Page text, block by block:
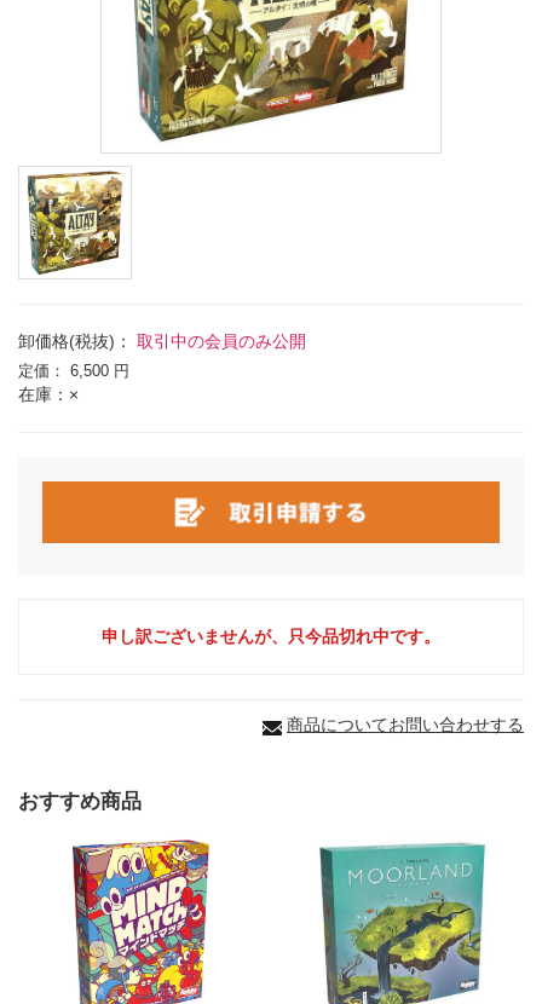
卸価格(税抜)： 取引中の会員のみ公開
定価： 6,500 円
在庫：×
申し訳ございませんが、只今品切れ中です。
商品についてお問い合わせする
おすすめ商品